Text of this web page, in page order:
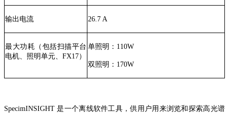
输出电流 26.7 A
最大功耗（包括扫描平台
电机、照明单元、FX17）
单照明：110W
双照明：170W
SpecimINSIGHT 是一个离线软件工具，供用户用来浏览和探索高光谱